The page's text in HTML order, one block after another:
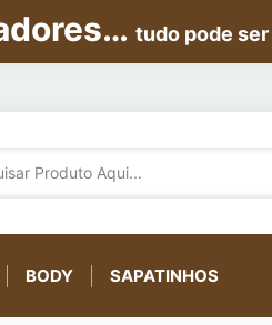
tudo pode
BODY SAPATINHOS